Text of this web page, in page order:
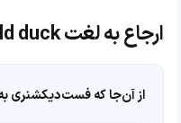
ارجاع به لغت wild duck
از آن‌جا که فست‌دیکشنری